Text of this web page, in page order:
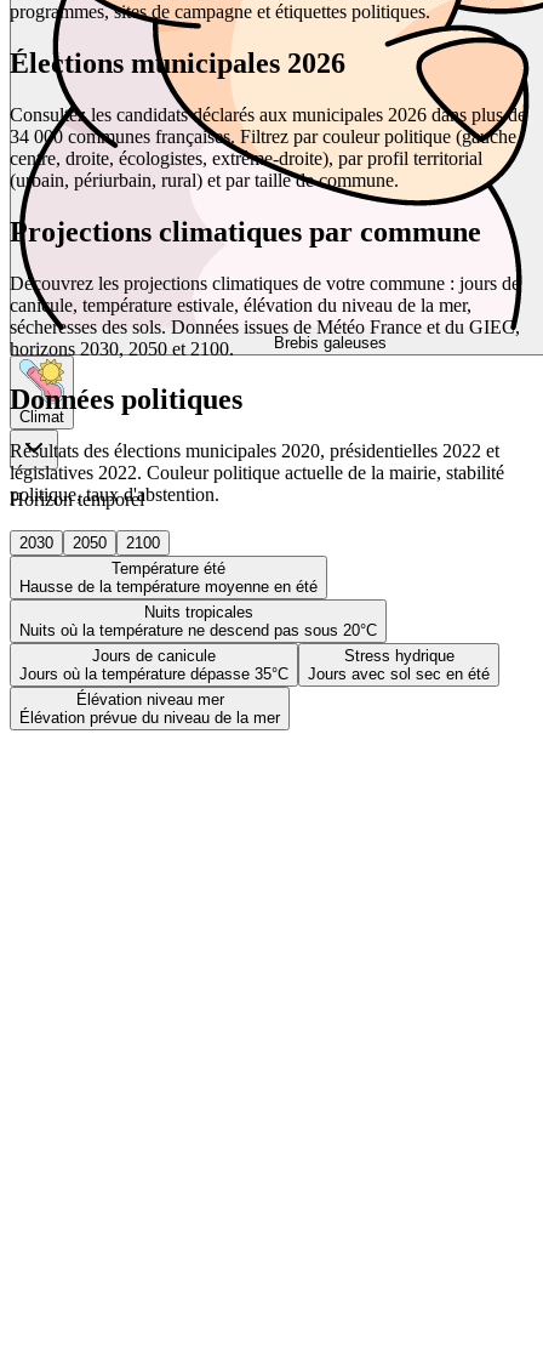
Brebis galeuses
Climat
Horizon temporel
2030 2050
2100
Température été
Hausse de la température moyenne en été
Nuits tropicales
Nuits où la température ne descend pas sous 20°C
Jours de canicule
Jours où la température dépasse 35°C
Stress hydrique
Jours avec sol sec en été
Élévation niveau mer
Élévation prévue du niveau de la mer
programmes, sites de campagne et étiquettes politiques.
Élections municipales 2026
Consultez les candidats déclarés aux municipales 2026 dans plus de
34 000 communes françaises. Filtrez par couleur politique (gauche,
centre, droite, écologistes, extrême-droite), par profil territorial
(urbain, périurbain, rural) et par taille de commune.
Projections climatiques par commune
Découvrez les projections climatiques de votre commune : jours de
canicule, température estivale, élévation du niveau de la mer,
sécheresses des sols. Données issues de Météo France et du GIEC,
horizons 2030, 2050 et 2100.
Données politiques
Résultats des élections municipales 2020, présidentielles 2022 et
législatives 2022. Couleur politique actuelle de la mairie, stabilité
politique, taux d'abstention.